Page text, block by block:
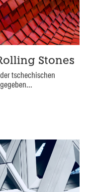
Stones
tschechischen